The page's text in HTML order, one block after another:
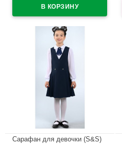
Сарафан для девочки (S&S)